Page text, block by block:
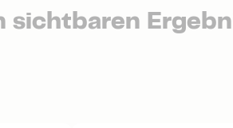
sichtbaren